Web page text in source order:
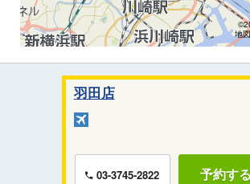
地
羽田店
03-3745-2822 予約する